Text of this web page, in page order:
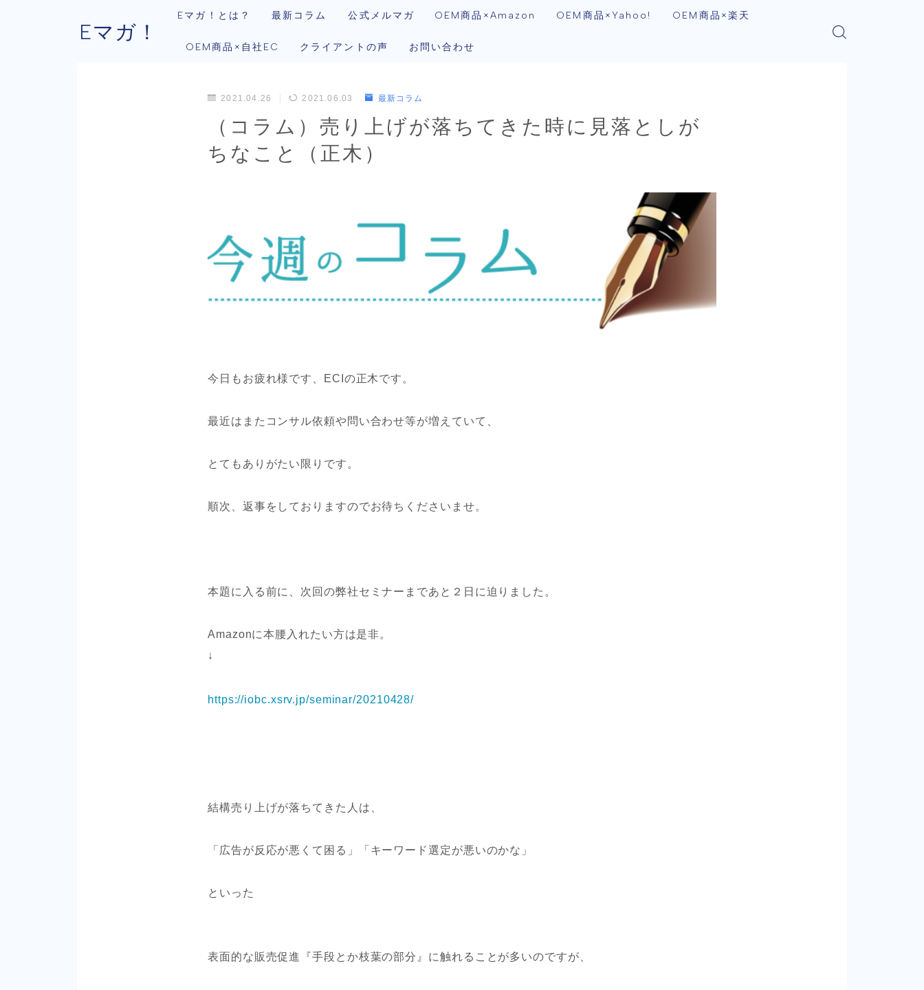
Eマガ！
Eマガ！とは？ 最新コラム 公式メルマガ OEM商品×Amazon OEM商品×Yahoo! OEM商品×楽天
OEM商品×自社EC クライアントの声 お問い合わせ
2021.04.26 2021.06.03 最新コラム
（コラム）売り上げが落ちてきた時に見落としが
ちなこと（正木）
今日もお疲れ様です、ECIの正木です。
最近はまたコンサル依頼や問い合わせ等が増えていて、
とてもありがたい限りです。
順次、返事をしておりますのでお待ちくださいませ。
本題に入る前に、次回の弊社セミナーまであと２日に迫りました。
Amazonに本腰入れたい方は是非。
↓
https://iobc.xsrv.jp/seminar/20210428/
結構売り上げが落ちてきた人は、
「広告が反応が悪くて困る」「キーワード選定が悪いのかな」
といった
表面的な販売促進『手段とか枝葉の部分』に触れることが多いのですが、